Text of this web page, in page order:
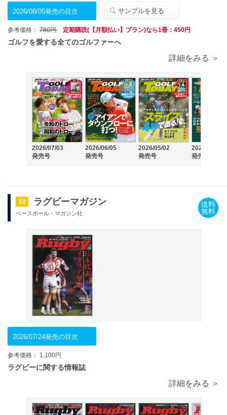
2026/08/05発売の目次 サンプルを見る
参考価格： 780円 定期購読(【月額払い】プラン)なら1冊：450円
ゴルフを愛する全てのゴルファーへ
詳細をみる ＞
2026/07/03
発売号
2026/06/05
発売号
2026/05/02
発売号
2026/04/03
発売号
10 ラグビーマガジン
ベースボール・マガジン社
送料
無料
2026/07/24発売の目次
参考価格： 1,100円
ラグビーに関する情報誌
詳細をみる ＞